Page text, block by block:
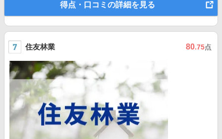
得点・口コミの詳細を見る
住友林業 80.75点